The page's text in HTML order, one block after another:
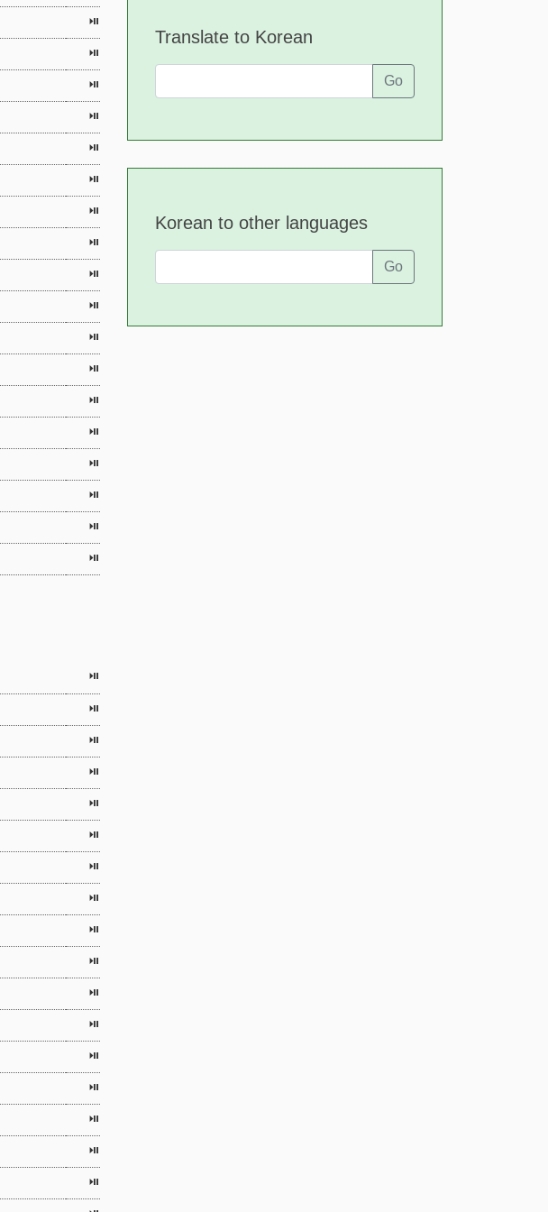
⏯
⏯
⏯
⏯
⏯
⏯
⏯
⏯
⏯
⏯
⏯
⏯
⏯
⏯
⏯
⏯
⏯
⏯
⏯
⏯
⏯
⏯
⏯
⏯
⏯
⏯
⏯
⏯
⏯
⏯
⏯
⏯
⏯
⏯
⏯
Translate to Korean
Go
Korean to other languages
Go